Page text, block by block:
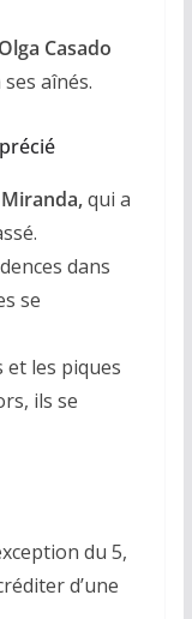
Casado
aînés.
qui a
dans
se
les piques
ils se
du 5,
d’une